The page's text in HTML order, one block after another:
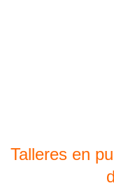
Talleres en